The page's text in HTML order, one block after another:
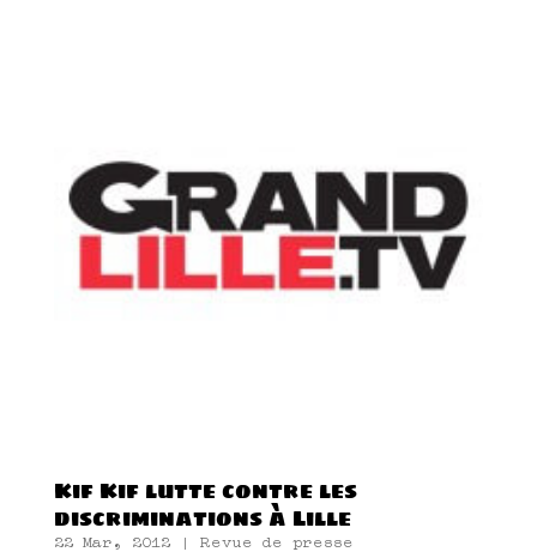
Kif Kif lutte contre les
discriminations à Lille
22 Mar, 2012| Revue de presse